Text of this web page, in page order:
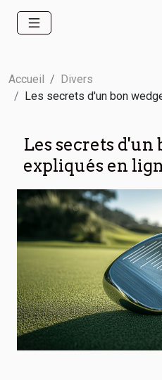
Accueil
Divers
Les secrets d'un bon
Les secrets d'un
expliqués en